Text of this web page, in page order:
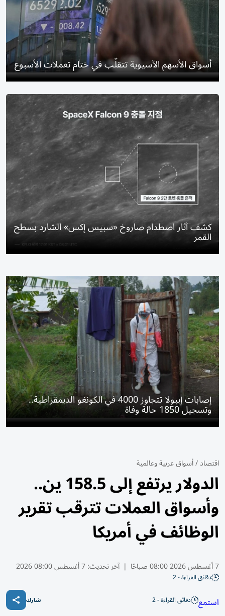
أسواق الأسهم الآسيوية تتقلّب في ختام تعملات الأسبوع
كشف آثار اصطدام صاروخ «سبيس إكس» الشارد بسطح
القمر
إصابات إيبولا تتجاوز 4000 في الكونغو الديمقراطية..
وتسجيل 1850 حالة وفاة
اقتصاد/أسواق عربية وعالمية
الدولار يرتفع إلى 158.5 ين..
وأسواق العملات تترقب تقرير
الوظائف في أمريكا
7 أغسطس 2026 08:00 صباحًا | آخر تحديث:7 أغسطس 08:00 2026
دقائق القراءة - 2
استمع دقائق القراءة - 2 شارك